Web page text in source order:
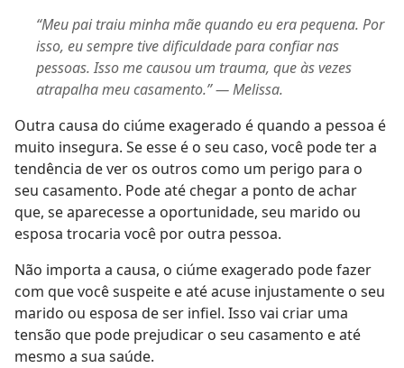
“Meu pai traiu minha mãe quando eu era pequena. Por
isso, eu sempre tive dificuldade para confiar nas
pessoas. Isso me causou um trauma, que às vezes
atrapalha meu casamento.” — Melissa.
Outra causa do ciúme exagerado é quando a pessoa é
muito insegura. Se esse é o seu caso, você pode ter a
tendência de ver os outros como um perigo para o
seu casamento. Pode até chegar a ponto de achar
que, se aparecesse a oportunidade, seu marido ou
esposa trocaria você por outra pessoa.
Não importa a causa, o ciúme exagerado pode fazer
com que você suspeite e até acuse injustamente o seu
marido ou esposa de ser infiel. Isso vai criar uma
tensão que pode prejudicar o seu casamento e até
mesmo a sua saúde.